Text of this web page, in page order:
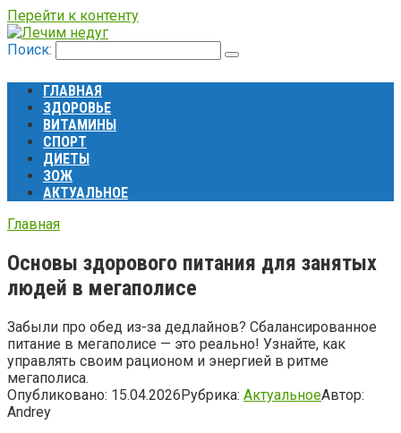
Перейти к контенту
Поиск:
ГЛАВНАЯ
ЗДОРОВЬЕ
ВИТАМИНЫ
СПОРТ
ДИЕТЫ
ЗОЖ
АКТУАЛЬНОЕ
Главная
Основы здорового питания для занятых
людей в мегаполисе
Забыли про обед из-за дедлайнов? Сбалансированное
питание в мегаполисе — это реально! Узнайте, как
управлять своим рационом и энергией в ритме
мегаполиса.
Опубликовано: 15.04.2026Рубрика: АктуальноеАвтор:
Andrey